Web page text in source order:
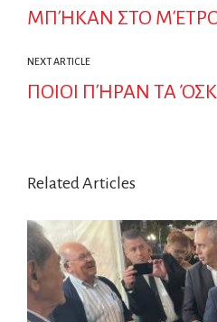
ΜΠΉΚΑΝ ΣΤΟ ΜΈΤΡΟ
NEXT ARTICLE
ΠΟΙΟΙ ΠΉΡΑΝ ΤΑ
Related Articles